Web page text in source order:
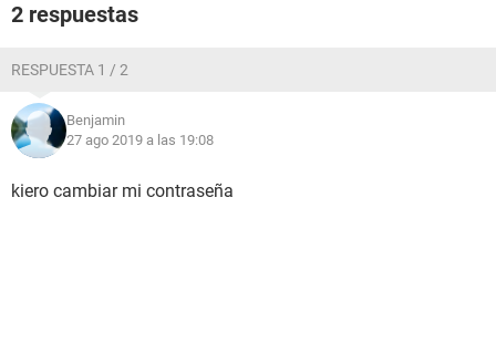
2 respuestas
RESPUESTA 1 / 2
Benjamin
27 ago 2019 a las 19:08
kiero cambiar mi contraseña